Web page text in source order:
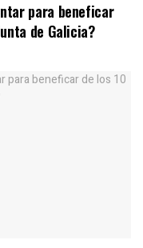
para beneficar
de Galicia?